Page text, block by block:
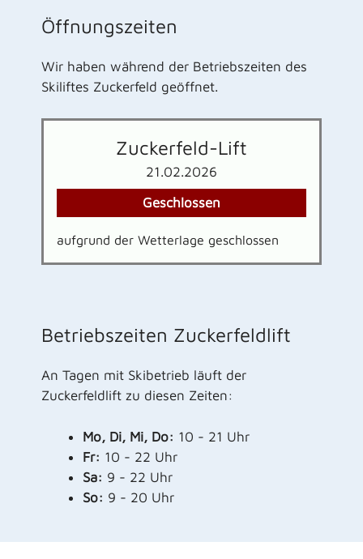
Öffnungszeiten
Wir haben während der Betriebszeiten des
Skiliftes Zuckerfeld geöffnet.
Zuckerfeld-Lift
21.02.2026
Geschlossen
aufgrund der Wetterlage geschlossen
Betriebszeiten Zuckerfeldlift
An Tagen mit Skibetrieb läuft der
Zuckerfeldlift zu diesen Zeiten:
Mo, Di, Mi, Do: 10 - 21 Uhr
Fr: 10 - 22 Uhr
Sa: 9 - 22 Uhr
So: 9 - 20 Uhr